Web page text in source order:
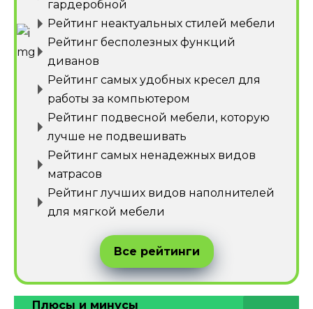
гардеробной
Рейтинг неактуальных стилей мебели
Рейтинг бесполезных функций
диванов
Рейтинг самых удобных кресел для
работы за компьютером
Рейтинг подвесной мебели, которую
лучше не подвешивать
Рейтинг самых ненадежных видов
матрасов
Рейтинг лучших видов наполнителей
для мягкой мебели
Все рейтинги
Плюсы и минусы